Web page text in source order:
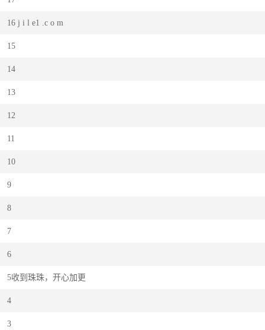
3
4
5收到珠珠，开心加更
6
7
8
9
10
11
12
13
14
15
16 j i l e1 .c o m